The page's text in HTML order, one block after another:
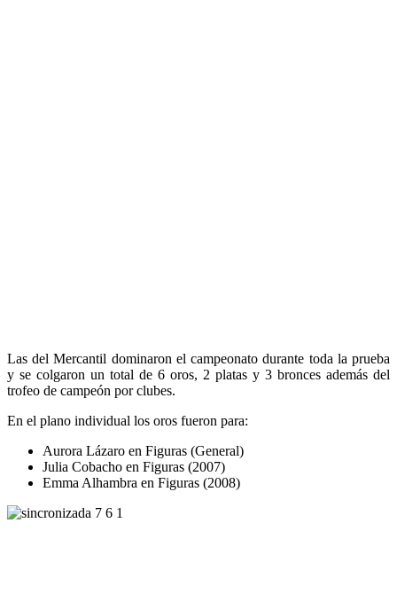
Las del Mercantil dominaron el campeonato durante toda la prueba
y se colgaron un total de 6 oros, 2 platas y 3 bronces además del
trofeo de campeón por clubes.
En el plano individual los oros fueron para:
Aurora Lázaro en Figuras (General)
Julia Cobacho en Figuras (2007)
Emma Alhambra en Figuras (2008)